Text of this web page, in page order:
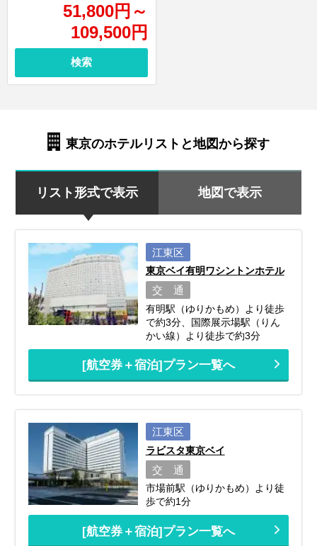
51,800円 ～
109,500円
検索
東京のホテルリストと地図から探す
リスト形式で表示 地図で表示
江東区
東京ベイ有明ワシントンホテル
交 通
有明駅（ゆりかもめ）より徒歩
で約3分、国際展示場駅（りん
かい線）より徒歩で約3分
[航空券＋宿泊]プラン一覧へ
江東区
ラビスタ東京ベイ
交 通
市場前駅（ゆりかもめ）より徒
歩で約1分
[航空券＋宿泊]プラン一覧へ